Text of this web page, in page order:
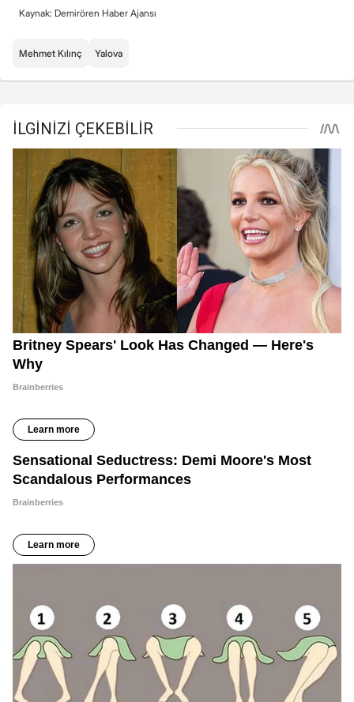
Kaynak: Demirören Haber Ajansı
Mehmet Kılınç Yalova